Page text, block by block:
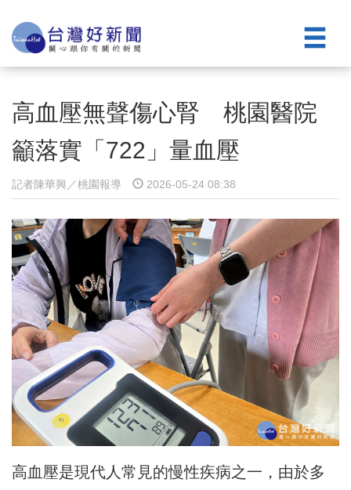
高血壓無聲傷心腎 桃園醫院
籲落實「722」量血壓
記者陳華興／桃園報導 2026-05-24 08:38
高血壓是現代人常見的慢性疾病之一，由於多